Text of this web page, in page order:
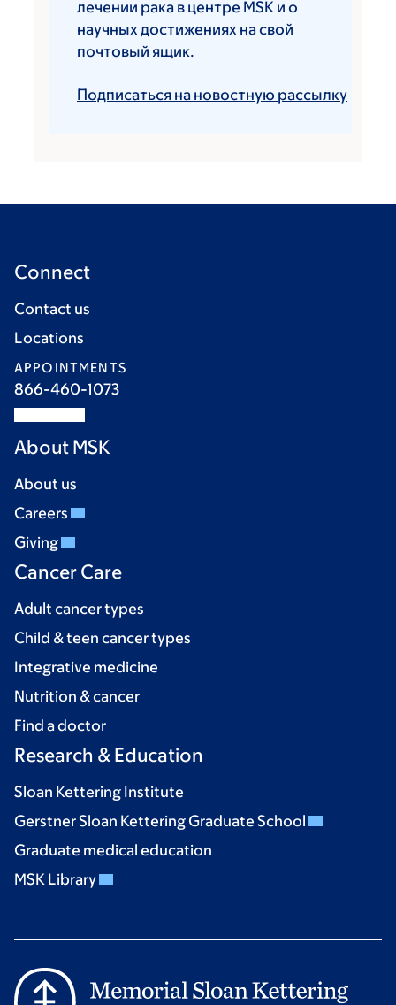
лечении рака в центре MSK и о
научных достижениях на свой
почтовый ящик.
Подписаться на новостную рассылку
Connect
Contact us
Locations
APPOINTMENTS
866-460-1073
About MSK
About us
Careers
Giving
Cancer Care
Adult cancer types
Child & teen cancer types
Integrative medicine
Nutrition & cancer
Find a doctor
Research & Education
Sloan Kettering Institute
Gerstner Sloan Kettering Graduate School
Graduate medical education
MSK Library